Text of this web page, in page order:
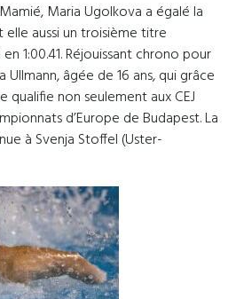
Maria Ugolkova a égalé la
aussi un troisième titre
1:00.41. Réjouissant chrono pour
Ullmann, âgée de 16 ans, qui grâce
qualifie non seulement aux CEJ
d’Europe de Budapest. La
à Svenja Stoffel (Uster-